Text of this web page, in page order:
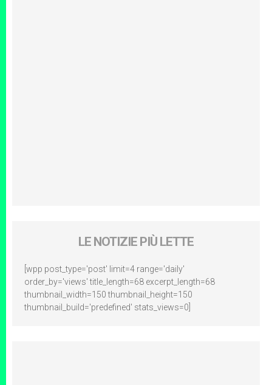
LE NOTIZIE PIÙ LETTE
[wpp post_type='post' limit=4 range='daily'
order_by='views' title_length=68 excerpt_length=68
thumbnail_width=150 thumbnail_height=150
thumbnail_build='predefined' stats_views=0]